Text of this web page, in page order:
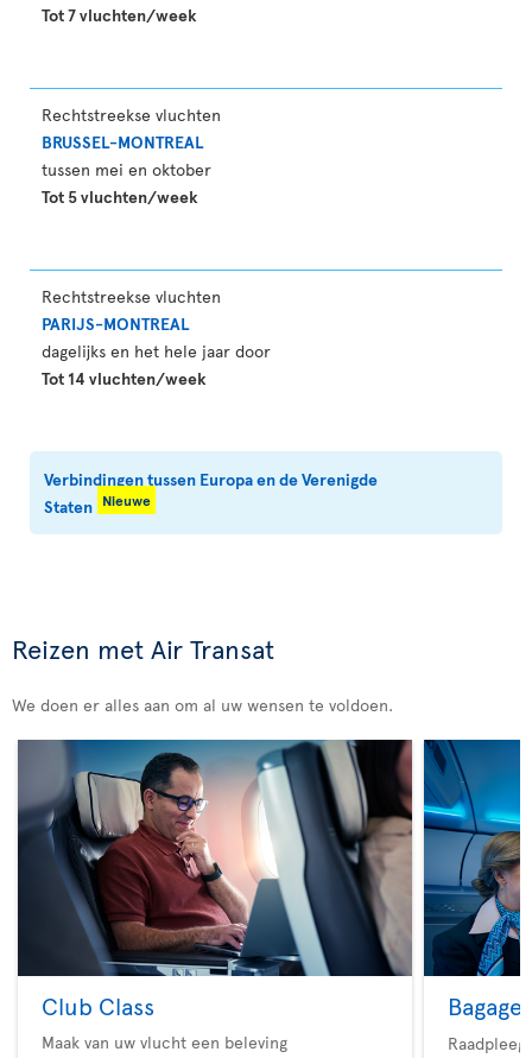
Tot 7 vluchten/week
Rechtstreekse vluchten
BRUSSEL-MONTREAL
tussen mei en oktober
Tot 5 vluchten/week
Rechtstreekse vluchten
PARIJS-MONTREAL
dagelijks en het hele jaar door
Tot 14 vluchten/week
Verbindingen tussen Europa en de Verenigde
Staten Nieuwe
Reizen met Air Transat
We doen er alles aan om al uw wensen te voldoen.
Club Class
Maak van uw vlucht een beleving